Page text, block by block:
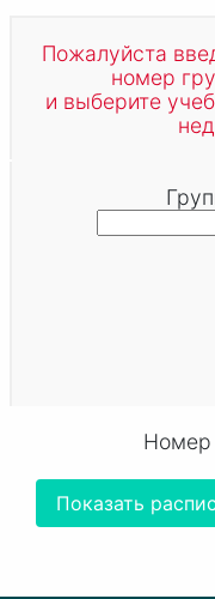
Пожалуйста
номер
и выберите